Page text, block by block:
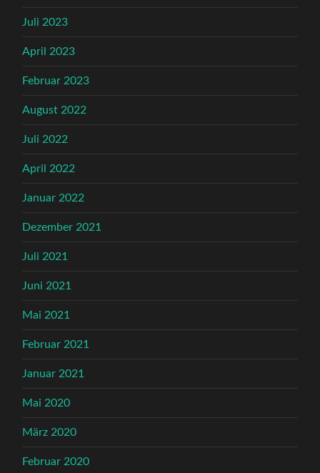
Juli 2023
April 2023
Februar 2023
August 2022
Juli 2022
April 2022
Januar 2022
Dezember 2021
Juli 2021
Juni 2021
Mai 2021
Februar 2021
Januar 2021
Mai 2020
März 2020
Februar 2020